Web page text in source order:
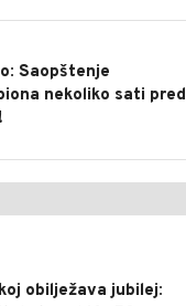
Saopštenje
nekoliko sati pred
obilježava jubilej: